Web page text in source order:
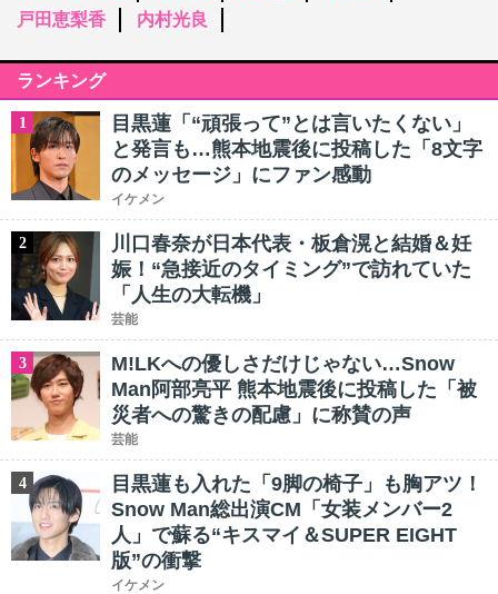
戸田恵梨香
内村光良
ランキング
1
目黒蓮「“頑張って”とは言いたくない」
と発言も…熊本地震後に投稿した「8文字
のメッセージ」にファン感動
イケメン
2
川口春奈が日本代表・板倉滉と結婚＆妊
娠！“急接近のタイミング”で訪れていた
「人生の大転機」
芸能
3
M!LKへの優しさだけじゃない…Snow
Man阿部亮平 熊本地震後に投稿した「被
災者への驚きの配慮」に称賛の声
芸能
4
目黒蓮も入れた「9脚の椅子」も胸アツ！
Snow Man総出演CM「女装メンバー2
人」で蘇る“キスマイ＆SUPER EIGHT
版”の衝撃
イケメン